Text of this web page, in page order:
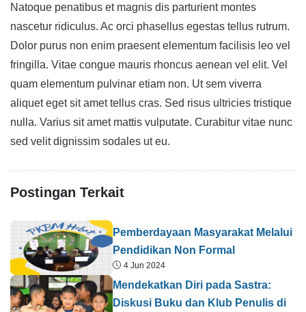
Natoque penatibus et magnis dis parturient montes
nascetur ridiculus. Ac orci phasellus egestas tellus rutrum.
Dolor purus non enim praesent elementum facilisis leo vel
fringilla. Vitae congue mauris rhoncus aenean vel elit. Vel
quam elementum pulvinar etiam non. Ut sem viverra
aliquet eget sit amet tellus cras. Sed risus ultricies tristique
nulla. Varius sit amet mattis vulputate. Curabitur vitae nunc
sed velit dignissim sodales ut eu.
Postingan Terkait
Pemberdayaan Masyarakat Melalui
Pendidikan Non Formal
4 Jun 2024
Mendekatkan Diri pada Sastra:
Diskusi Buku dan Klub Penulis di